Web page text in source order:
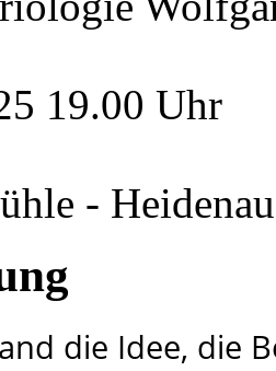
19.00 Uhr
- Heidenau
die Idee, die